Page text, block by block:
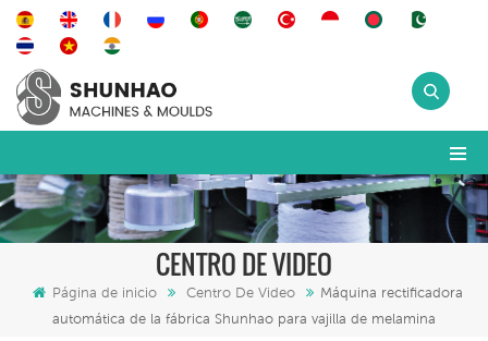
CENTRO DE VIDEO
Página de inicio Centro De Video
Máquina rectificadora
automática de la fábrica Shunhao para vajilla de melamina